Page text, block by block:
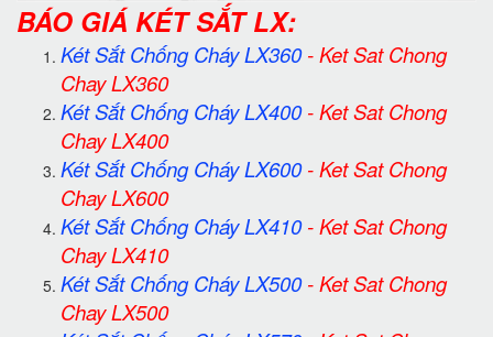
BÁO GIÁ KÉT SẮT LX:
Két Sắt Chống Cháy LX360-Ket Sat Chong
Chay LX360
Két Sắt Chống Cháy LX400-Ket Sat Chong
Chay LX400
Két Sắt Chống Cháy LX600-Ket Sat Chong
Chay LX600
Két Sắt Chống Cháy LX410-Ket Sat Chong
Chay LX410
Két Sắt Chống Cháy LX500-Ket Sat Chong
Chay LX500